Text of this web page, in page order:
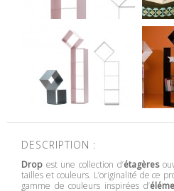
DESCRIPTION :
Drop est une collection d’étagères
tailles et couleurs. L’originalité de ce
gamme de couleurs inspirées d’